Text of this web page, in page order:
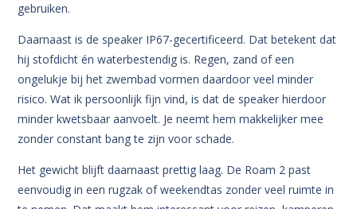
gebruiken.
Daarnaast is de speaker IP67-gecertificeerd. Dat betekent dat
hij stofdicht én waterbestendig is. Regen, zand of een
ongelukje bij het zwembad vormen daardoor veel minder
risico. Wat ik persoonlijk fijn vind, is dat de speaker hierdoor
minder kwetsbaar aanvoelt. Je neemt hem makkelijker mee
zonder constant bang te zijn voor schade.
Het gewicht blijft daarnaast prettig laag. De Roam 2 past
eenvoudig in een rugzak of weekendtas zonder veel ruimte in